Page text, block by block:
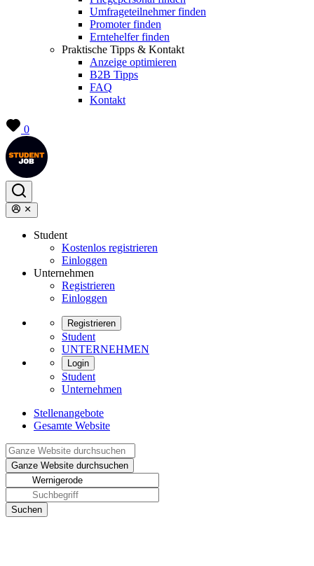
Umfrageteilnehmer finden
Promoter finden
Erntehelfer finden
Praktische Tipps & Kontakt
Anzeige optimieren
B2B Tipps
FAQ
Kontakt
0
Student
Kostenlos registrieren
Einloggen
Unternehmen
Registrieren
Einloggen
Registrieren
Student
UNTERNEHMEN
Login
Student
Unternehmen
Stellenangebote
Gesamte Website